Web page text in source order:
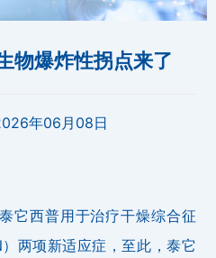
物爆炸性拐点来了
年06月08日
它西普用于治疗干燥综合征
两项新适应症，至此，泰它